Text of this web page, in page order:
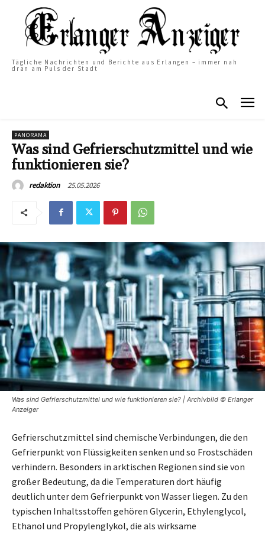
Tägliche Nachrichten und Berichte aus Erlangen – immer nah
dran am Puls der Stadt
PANORAMA
Was sind Gefrierschutzmittel und wie
funktionieren sie?
redaktion 25.05.2026
Was sind Gefrierschutzmittel und wie funktionieren sie? | Archivbild © Erlanger
Anzeiger
Gefrierschutzmittel sind chemische Verbindungen, die den
Gefrierpunkt von Flüssigkeiten senken und so Frostschäden
verhindern. Besonders in arktischen Regionen sind sie von
großer Bedeutung, da die Temperaturen dort häufig
deutlich unter dem Gefrierpunkt von Wasser liegen. Zu den
typischen Inhaltsstoffen gehören Glycerin, Ethylenglycol,
Ethanol und Propylenglykol, die als wirksame